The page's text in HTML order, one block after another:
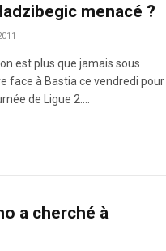
menacé ?
est plus que jamais sous
face à Bastia ce vendredi pour
de Ligue 2.…
a cherché à